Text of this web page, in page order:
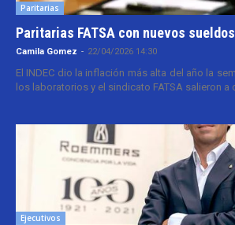
Paritarias
Paritarias FATSA con nuevos sueldos
Camila Gomez - 22/04/2026 14:30
El INDEC dio la inflación más alta del año la
los laboratorios y el sindicato FATSA salieron a
Ejecutivos